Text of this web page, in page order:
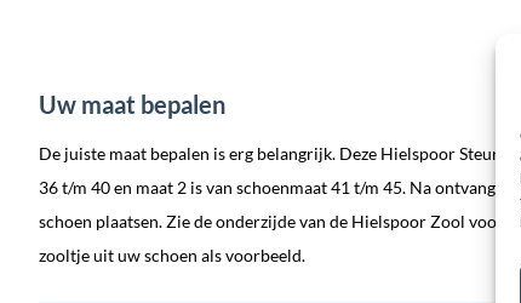
Uw maat bepalen
De juiste maat bepalen is erg belangrijk. Deze Hielspoor
36 t/m 40 en maat 2 is van schoenmaat 41 t/m 45. Na
schoen plaatsen. Zie de onderzijde van de Hielspoor Zool voor
zooltje uit uw schoen als voorbeeld.